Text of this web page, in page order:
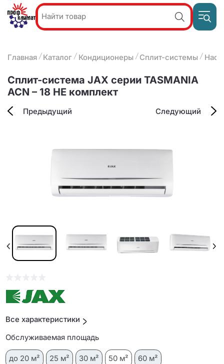
Акции и
О компании
Наши услуги
Оплата и доставка
8
25-
Главная Каталог Кондиционеры Сплит-системы
Сплит-система JAX серии TASMANIA
ACN – 18 HE комплект
Предыдущий Следующий
Все характеристики
Обслуживаемая площадь
до 20 м² 25 м² 30 м² 50 м² 60 м²